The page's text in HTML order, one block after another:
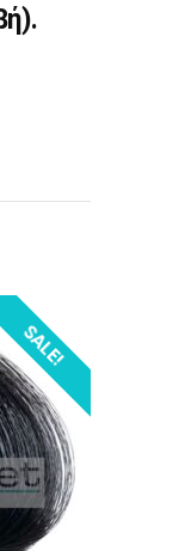
SALE!